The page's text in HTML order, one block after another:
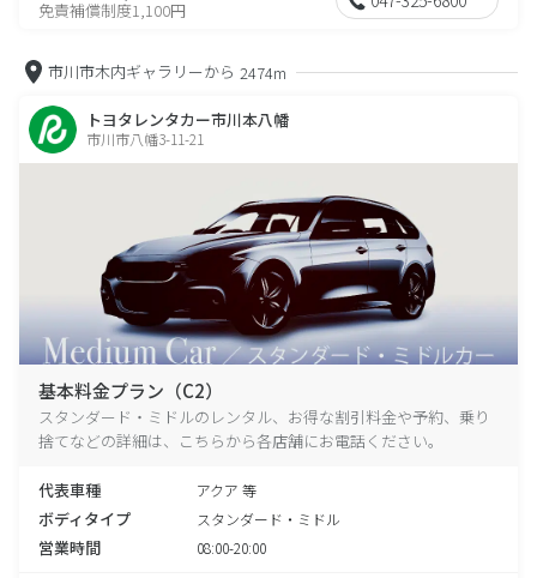
免責補償制度1,100円
市川市木内ギャラリーから 2474m
トヨタレンタカー市川本八幡
市川市八幡3-11-21
基本料金プラン（C2）
スタンダード・ミドルのレンタル、お得な割引料金や予約、乗り
捨てなどの詳細は、こちらから各店舗にお電話ください。
代表車種 アクア 等
ボディタイプ スタンダード・ミドル
営業時間 08:00-20:00